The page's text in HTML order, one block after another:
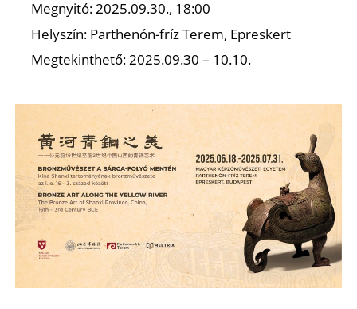
Megnyitó: 2025.09.30., 18:00
Helyszín: Parthenón-fríz Terem, Epreskert
Megtekinthető: 2025.09.30 – 10.10.